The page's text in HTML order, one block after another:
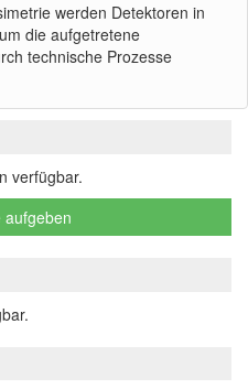
werden Detektoren in
die aufgetretene
technische Prozesse
verfügbar.
aufgeben